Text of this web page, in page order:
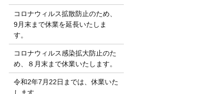
コロナウィルス拡散防止のため、
9月末まで休業を延長いたしま
す。
コロナウィルス感染拡大防止のた
め、８月末まで休業いたします。
令和2年7月22日までは、休業いた
します。